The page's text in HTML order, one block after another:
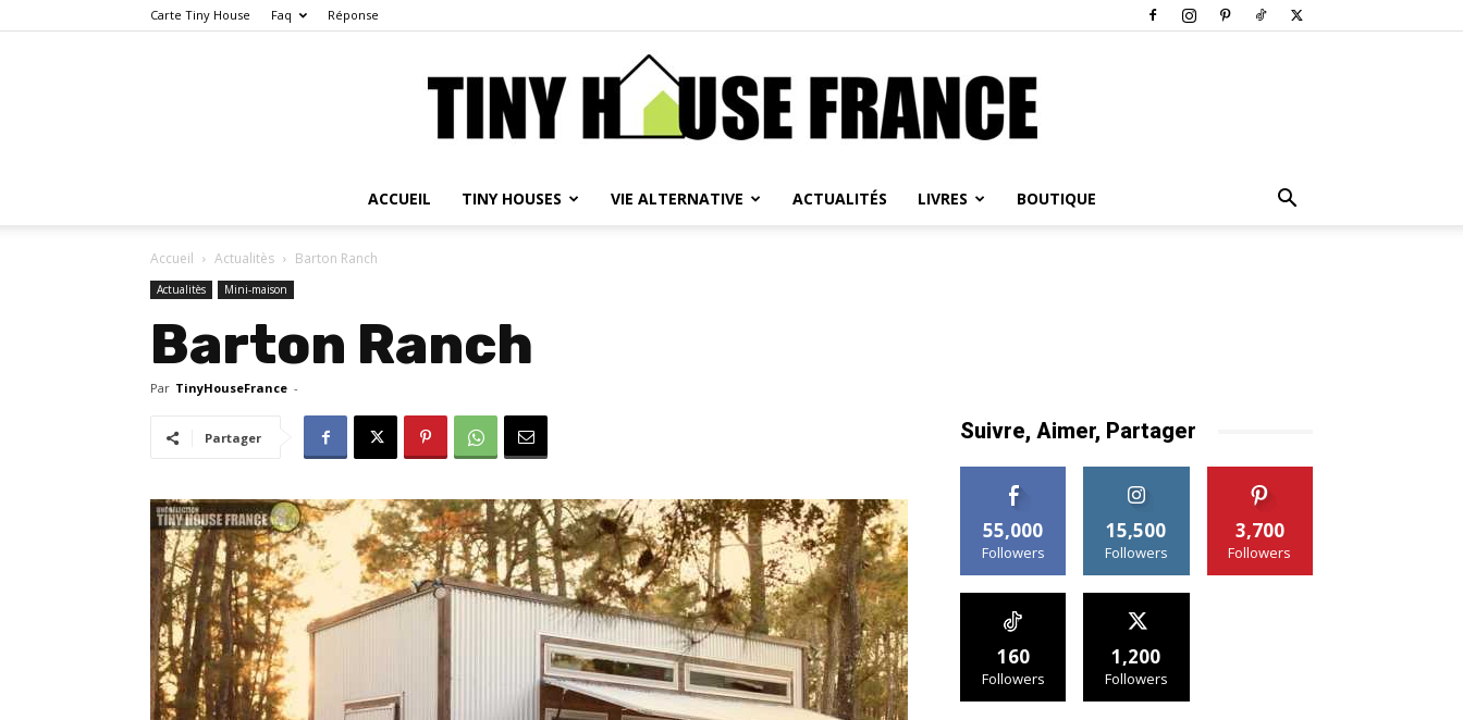
Carte Tiny House Faq Réponse
France
ACCUEIL TINY HOUSES VIE ALTERNATIVE ACTUALITÉS LIVRES BOUTIQUE
Accueil Actualitès Barton Ranch
Actualitès Mini-maison
Barton Ranch
Par TinyHouseFrance -
Partager Suivre, Aimer, Partager
55,000
Followers
15,500
Followers
3,700
Followers
160
Followers
1,200
Followers